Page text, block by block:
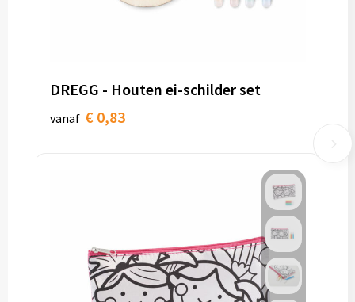
DREGG - Houten ei-schilder set
vanaf € 0,83